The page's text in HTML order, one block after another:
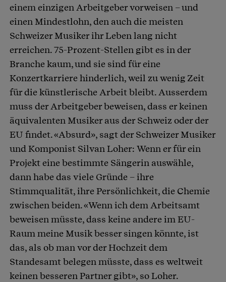
einem einzigen Arbeitgeber vorweisen – und
einen Mindestlohn, den auch die meisten
Schweizer Musiker ihr Leben lang nicht
erreichen. 75-Prozent-Stellen gibt es in der
Branche kaum, und sie sind für eine
Konzertkarriere hinderlich, weil zu wenig Zeit
für die künstlerische Arbeit bleibt. Ausserdem
muss der Arbeitgeber beweisen, dass er keinen
äquivalenten Musiker aus der Schweiz oder der
EU findet. «Absurd», sagt der Schweizer Musiker
und Komponist Silvan Loher: Wenn er für ein
Projekt eine bestimmte Sängerin auswähle,
dann habe das viele Gründe – ihre
Stimmqualität, ihre Persönlichkeit, die Chemie
zwischen beiden. «Wenn ich dem Arbeitsamt
beweisen müsste, dass keine andere im EU-
Raum meine Musik besser singen könnte, ist
das, als ob man vor der Hochzeit dem
Standesamt belegen müsste, dass es weltweit
keinen besseren Partner gibt», so Loher.